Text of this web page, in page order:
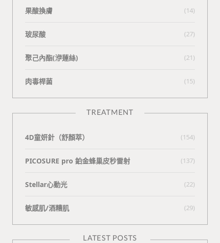
果酸換膚 (14)
玻尿酸 (27)
聚己內酯(洢蓮絲) (21)
肉毒桿菌 (15)
TREATMENT
4D童妍針（舒顏萃） (154)
PICOSURE pro 鉑金蜂巢皮秒雷射 (137)
Stellar心動光 (22)
敏感肌/酒糟肌 (29)
LATEST POSTS